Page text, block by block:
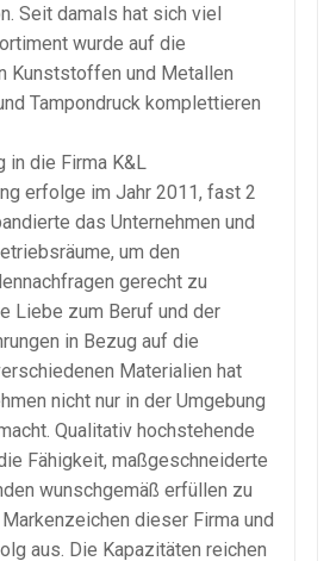
Seit damals hat sich viel
wurde auf die
Kunststoffen und Metallen
Tampondruck komplettieren
in die Firma K&L
erfolge im Jahr 2011, fast 2
das Unternehmen und
um den
gerecht zu
Liebe zum Beruf und der
in Bezug auf die
Materialien hat
nicht nur in der Umgebung
Qualitativ hochstehende
Fähigkeit, maßgeschneiderte
wunschgemäß erfüllen zu
dieser Firma und
aus. Die Kapazitäten reichen